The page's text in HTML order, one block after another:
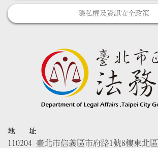
隱私權及資訊安全政策
地 址
110204 臺北市信義區市府路1號8樓東北區